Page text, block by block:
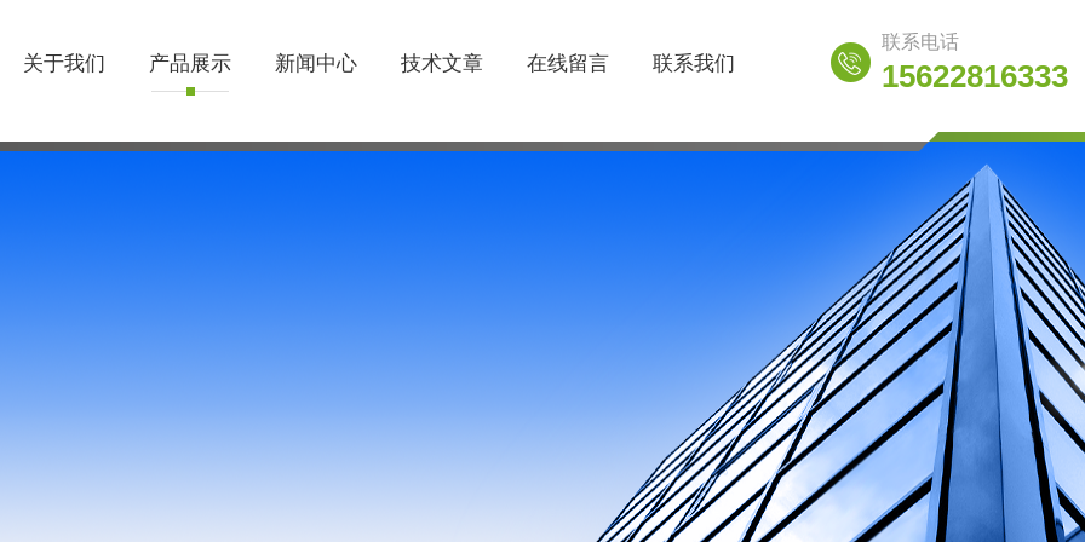
关于我们 产品展示 新闻中心 技术文章 在线留言 联系我们
联系电话
15622816333